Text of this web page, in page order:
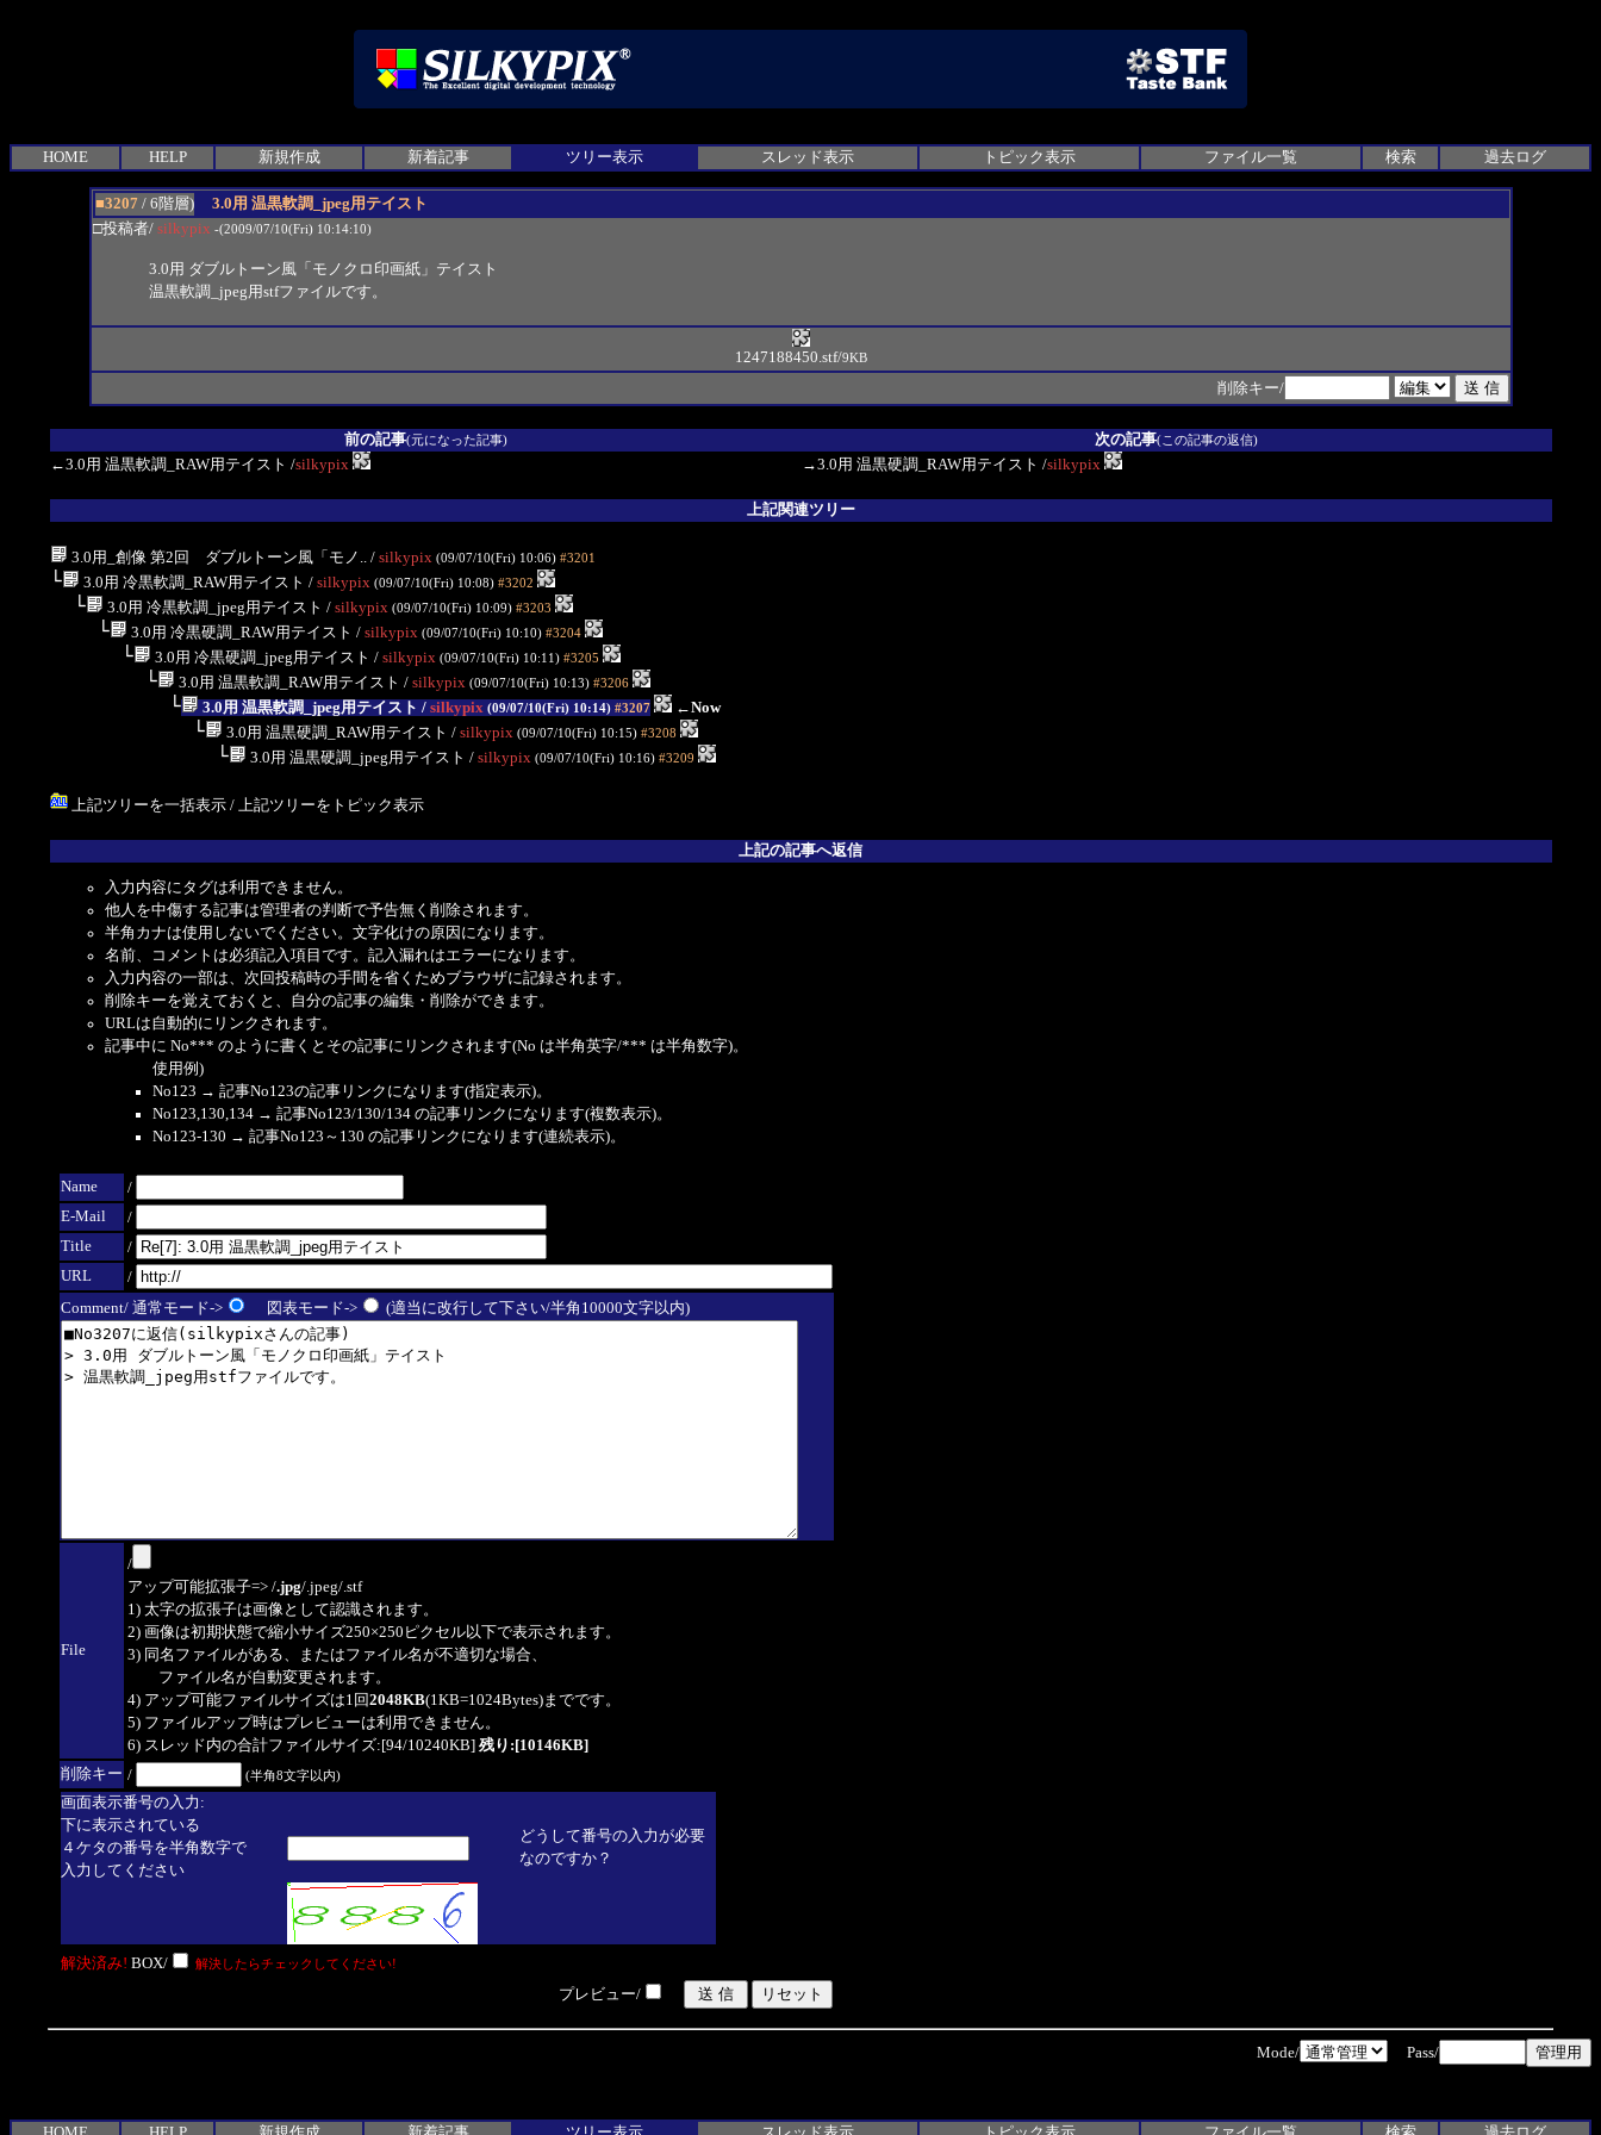
HOME HELP 新規作成 新着記事 ツリー表示 スレッド表示 トピック表示 ファイル一覧 検索 過去ログ
■3207 / 6階層)
3.0用 温黒軟調_jpeg用テイスト
□投稿者/ silkypix -(2009/07/10(Fri) 10:14:10)
3.0用 ダブルトーン風「モノクロ印画紙」テイスト
温黒軟調_jpeg用stfファイルです。
1247188450.stf/9KB
削除キー/
前の記事(元になった記事) 次の記事(この記事の返信)
←3.0用 温黒軟調_RAW用テイスト /silkypix →3.0用 温黒硬調_RAW用テイスト /silkypix
上記関連ツリー
3.0用_創像 第2回 ダブルトーン風「モノ.. / silkypix (09/07/10(Fri) 10:06) #3201
└ 3.0用 冷黒軟調_RAW用テイスト / silkypix (09/07/10(Fri) 10:08) #3202
└ 3.0用 冷黒軟調_jpeg用テイスト / silkypix (09/07/10(Fri) 10:09) #3203
└ 3.0用 冷黒硬調_RAW用テイスト / silkypix (09/07/10(Fri) 10:10) #3204
└ 3.0用 冷黒硬調_jpeg用テイスト / silkypix (09/07/10(Fri) 10:11) #3205
└ 3.0用 温黒軟調_RAW用テイスト / silkypix (09/07/10(Fri) 10:13) #3206
└ 3.0用 温黒軟調_jpeg用テイスト / silkypix (09/07/10(Fri) 10:14) #3207 ←Now
└ 3.0用 温黒硬調_RAW用テイスト / silkypix (09/07/10(Fri) 10:15) #3208
└ 3.0用 温黒硬調_jpeg用テイスト / silkypix (09/07/10(Fri) 10:16) #3209
上記ツリーを一括表示/ 上記ツリーをトピック表示
上記の記事へ返信
入力内容にタグは利用できません。
他人を中傷する記事は管理者の判断で予告無く削除されます。
半角カナは使用しないでください。文字化けの原因になります。
名前、コメントは必須記入項目です。記入漏れはエラーになります。
入力内容の一部は、次回投稿時の手間を省くためブラウザに記録されます。
削除キーを覚えておくと、自分の記事の編集・削除ができます。
URLは自動的にリンクされます。
記事中に No*** のように書くとその記事にリンクされます(No は半角英字/*** は半角数字)。
使用例)
No123 → 記事No123の記事リンクになります(指定表示)。
No123,130,134 → 記事No123/130/134 の記事リンクになります(複数表示)。
No123-130 → 記事No123～130 の記事リンクになります(連続表示)。
Name
/
E-Mail
/
Title
/
URL
/
Comment/ 通常モード->
図表モード-> (適当に改行して下さい/半角10000文字以内)
File
/
アップ可能拡張子=> /.jpg/.jpeg/.stf
1) 太字の拡張子は画像として認識されます。
2) 画像は初期状態で縮小サイズ250×250ピクセル以下で表示されます。
3) 同名ファイルがある、またはファイル名が不適切な場合、
ファイル名が自動変更されます。
4) アップ可能ファイルサイズは1回2048KB(1KB=1024Bytes)までです。
5) ファイルアップ時はプレビューは利用できません。
6) スレッド内の合計ファイルサイズ:[94/10240KB] 残り:[10146KB]
削除キー / (半角8文字以内)
画面表示番号の入力:
下に表示されている
４ケタの番号を半角数字で
入力してください
どうして番号の入力が必要
なのですか？
解決済み! BOX/ 解決したらチェックしてください!
プレビュー/
Mode/ Pass/